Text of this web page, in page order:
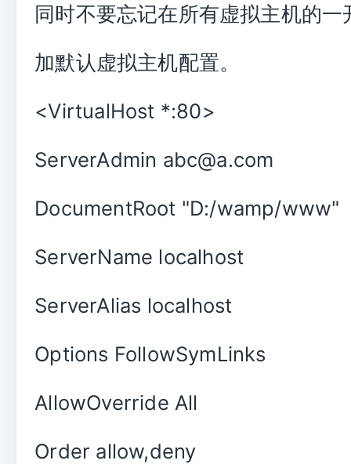
同时不要忘记在所有虚拟主机的一
加默认虚拟主机配置。
<VirtualHost *:80>
ServerAdmin abc@a.com
DocumentRoot "D:/wamp/www"
ServerName localhost
ServerAlias localhost
Options FollowSymLinks
AllowOverride All
Order allow,deny